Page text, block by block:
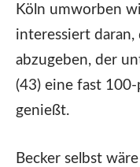
Köln umworben
interessiert
abzugeben, der
(43) eine fast
genießt.
Becker selbst